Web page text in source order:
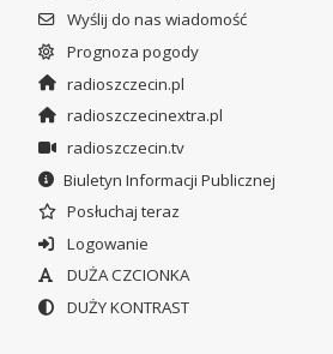
Wyślij do nas wiadomość
Prognoza pogody
radioszczecin.pl
radioszczecinextra.pl
radioszczecin.tv
Biuletyn Informacji Publicznej
Posłuchaj teraz
Logowanie
DUŻA CZCIONKA
DUŻY KONTRAST